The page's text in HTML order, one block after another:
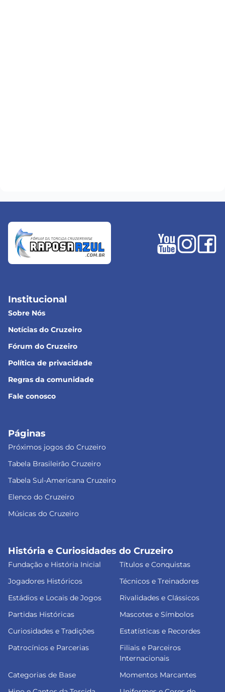
Institucional
Sobre Nós
Notícias do Cruzeiro
Fórum do Cruzeiro
Política de privacidade
Regras da comunidade
Fale conosco
Páginas
Próximos jogos do Cruzeiro
Tabela Brasileirão Cruzeiro
Tabela Sul-Americana Cruzeiro
Elenco do Cruzeiro
Músicas do Cruzeiro
História e Curiosidades do Cruzeiro
Fundação e História Inicial
Títulos e Conquistas
Jogadores Históricos
Técnicos e Treinadores
Estádios e Locais de Jogos
Rivalidades e Clássicos
Partidas Históricas
Mascotes e Símbolos
Curiosidades e Tradições
Estatísticas e Recordes
Patrocínios e Parcerias
Filiais e Parceiros
Internacionais
Categorias de Base
Momentos Marcantes